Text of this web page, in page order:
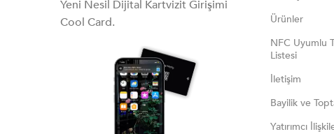
Yeni Nesil Dijital Kartvizit Girişimi
Cool Card.
Ürünler
NFC Uyumlu
Listesi
İletişim
Bayilik ve
Yatırımcı